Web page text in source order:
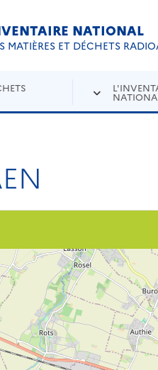
NATIONAL
MATIÈRES ET DÉCHETS